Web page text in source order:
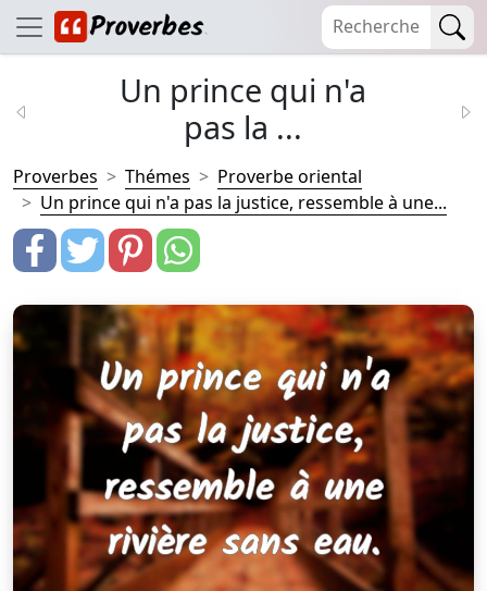
Un prince qui n'a
pas la ...
Proverbes Thémes
Proverbe oriental
Un prince qui n'a pas la justice, ressemble à une...